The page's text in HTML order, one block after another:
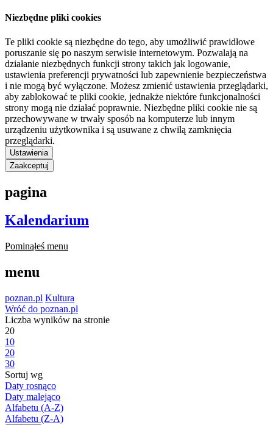
Niezbędne pliki cookies
Te pliki cookie są niezbędne do tego, aby umożliwić prawidłowe
poruszanie się po naszym serwisie internetowym. Pozwalają na
działanie niezbędnych funkcji strony takich jak logowanie,
ustawienia preferencji prywatności lub zapewnienie bezpieczeństwa
i nie mogą być wyłączone. Możesz zmienić ustawienia przeglądarki,
aby zablokować te pliki cookie, jednakże niektóre funkcjonalności
strony mogą nie działać poprawnie. Niezbędne pliki cookie nie są
przechowywane w trwały sposób na komputerze lub innym
urządzeniu użytkownika i są usuwane z chwilą zamknięcia
przeglądarki.
Ustawienia
Zaakceptuj
pagina
Kalendarium
Pominąłeś menu
menu
poznan.pl Kultura
Wróć do poznan.pl
Liczba wyników na stronie
20
10
20
30
Sortuj wg
Daty rosnąco
Daty malejąco
Alfabetu (A-Z)
Alfabetu (Z-A)